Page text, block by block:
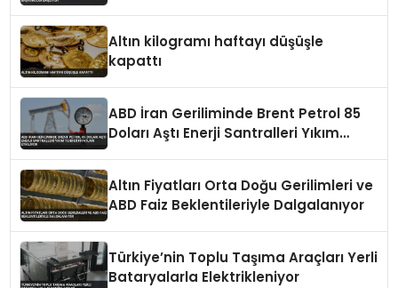
Altın kilogramı haftayı düşüşle
kapattı
ABD İran Geriliminde Brent Petrol 85
Doları Aştı Enerji Santralleri Yıkım
Altın Fiyatları Orta Doğu Gerilimleri ve
ABD Faiz Beklentileriyle Dalgalanıyor
Türkiye’nin Toplu Taşıma Araçları Yerli
Bataryalarla Elektrikleniyor